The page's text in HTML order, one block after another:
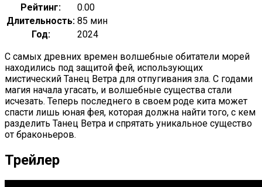
Рейтинг:
0.00
Длительность: 85 мин
Год:
2024
С самых древних времен волшебные обитатели морей
находились под защитой фей, использующих
мистический Танец Ветра для отпугивания зла. С годами
магия начала угасать, и волшебные существа стали
исчезать. Теперь последнего в своем роде кита может
спасти лишь юная фея, которая должна найти того, с кем
разделить Танец Ветра и спрятать уникальное существо
от браконьеров.
Трейлер